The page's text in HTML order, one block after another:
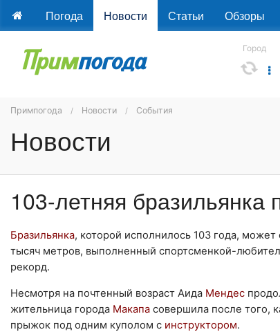
Погода Новости Статьи Обзоры
Город
Примпогода Новости События
Новости
103-летняя
Бразильянка, которой исполнилось 103 года, может
тысяч метров, выполненный спортсменкой-
рекорд.
Несмотря на почтенный возраст Аида Мендес
жительница города Макапа совершила после того,
прыжок под одним куполом с инструктором.